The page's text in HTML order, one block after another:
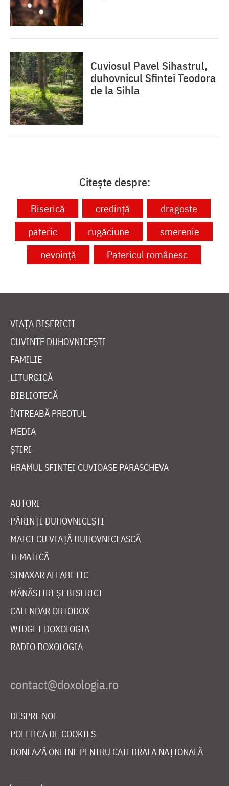
Cuviosul Pavel Sihastrul,
duhovnicul Sfintei Teodora
de la Sihla
Citește despre:
Biserică credință
dragoste
pateric
rugăciune
smerenie
nevoință
Patericul românesc
VIAȚA BISERICII
CUVINTE DUHOVNICEȘTI
FAMILIE
LITURGICĂ
BIBLIOTECĂ
ÎNTREABĂ PREOTUL
MEDIA
ȘTIRI
HRAMUL SFINTEI CUVIOASE PARASCHEVA
AUTORI
PĂRINȚI DUHOVNICEȘTI
MAICI CU VIAȚĂ DUHOVNICEASCĂ
TEMATICĂ
SINAXAR ALFABETIC
MĂNĂSTIRI ȘI BISERICI
CALENDAR ORTODOX
WIDGET DOXOLOGIA
RADIO DOXOLOGIA
DESPRE NOI
POLITICA DE COOKIES
DONEAZĂ ONLINE PENTRU CATEDRALA NAȚIONALĂ